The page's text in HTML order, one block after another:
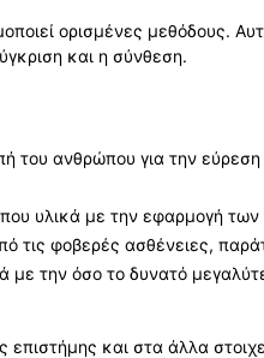
ορισμένες μεθόδους.
και η σύνθεση.
του ανθρώπου για την
υλικά με την εφαρμογή
τις φοβερές ασθένειες,
με την όσο το δυνατό
επιστήμης και στα άλλα